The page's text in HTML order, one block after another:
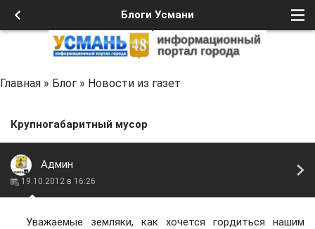
Блоги Усмани
Главная » Блог » Новости из газет
Крупногабаритный мусор
Админ
19.10.2012 в 16:26
Уважаемые земляки, как хочется гордиться нашим